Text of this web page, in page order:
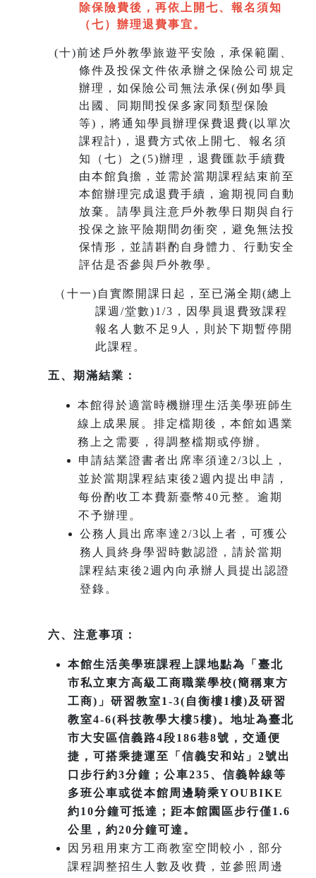
除保險費後，再依上開七、 報名須知
（七）辦理退費事宜。
(十)前述戶外教學旅遊平安險，承保範圍、
條件及投保文件依承辦之保險公司規定
辦理，如保險公司無法承保(例如學員
出國、同期間投保多家同類型保險
等)，將通知學員辦理保費退費(以單次
課程計)，退費方式依上開七、報名須
知（七）之(5)辦理，退費匯款手續費
由本館負擔，並需於當期課程結束前至
本館辦理完成退費手續， 逾期視同自動
放棄。請學員注意戶外教學日期與自行
投保之旅平險期間勿衝突，避免無法投
保情形，並請斟酌自身體力、行動安全
評估是否參與戶外教學。
（十一) 自實際開課日起，至已滿全期(總上
課週/堂數)1/3，因學員退費致課程
報名人數不足9人，則於下期暫停開
此課程。
五、期滿結業：
本館得於適當時機辦理生活美學班師生
線上成果展。排定檔期後，本館如遇業
務上之需要，得調整檔期或停辦。
申請結業證書者出席率須達2/3以上，
並於當期課程結束後2週內提出申請，
每份酌收工本費新臺幣40元整。逾期
不予辦理。
公務人員出席率達2/3以上者，可獲公
務人員終身學習時數認證，請於當期
課程結束後2週內向承辦人員提出認證
登錄。
六、注意事項：
本館生活美學班課程上課地點為「臺北
市私立東方高級工商職業學校(簡稱東方
工商)」研習教室1-3(自衡樓1樓)及研習
教室4-6(科技教學大樓5樓)。地址為臺北
市大安區信義路4段186巷8號，交通便
捷，可搭乘捷運至「信義安和站」2號出
口步行約3分鐘；公車235、信義幹線等
多班公車或從本館周邊騎乘YOUBIKE
約10分鐘可抵達；距本館園區步行僅1.6
公里，約20分鐘可達。
因另租用東方工商教室空間較小，部分
課程調整招生人數及收費，並參照周邊